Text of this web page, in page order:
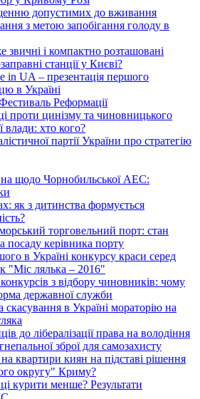
допустимих до вживання
з метою запобігання голоду в
звичні і компактно розташовані
станції у Києві?
in UA – презентація першого
в Україні
Реформації
проти цинізму та чиновницького
влади: хто кого?
партії України про стратегію
щодо Чорнобильської АЕС:
як з дитинства формується
торговельний порт: стан
посаду керівника порту
в Україні конкурсу краси серед
"Міс лялька – 2016"
з відбору чиновників: чому
державної служби
скасування в Україні мораторію на
до лібералізації права на володіння
зброї для самозахисту
квартири киян на підставі рішення
округу" Криму?
курити менше? Результати